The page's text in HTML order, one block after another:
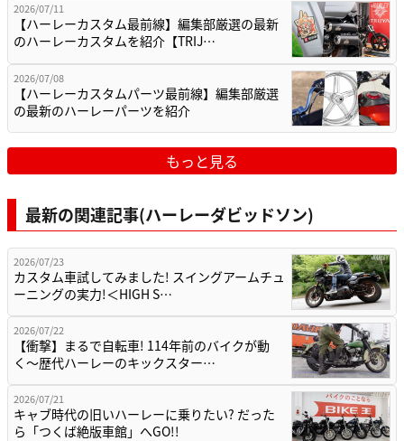
2026/07/11
【ハーレーカスタム最前線】編集部厳選の最新
のハーレーカスタムを紹介【TRIJ…
2026/07/08
【ハーレーカスタムパーツ最前線】編集部厳選
の最新のハーレーパーツを紹介
もっと見る
最新の関連記事(ハーレーダビッドソン)
2026/07/23
カスタム車試してみました! スイングアームチュ
ーニングの実力!＜HIGH S…
2026/07/22
【衝撃】まるで自転車! 114年前のバイクが動
く〜歴代ハーレーのキックスター…
2026/07/21
キャブ時代の旧いハーレーに乗りたい? だった
ら「つくば絶版車館」へGO!!